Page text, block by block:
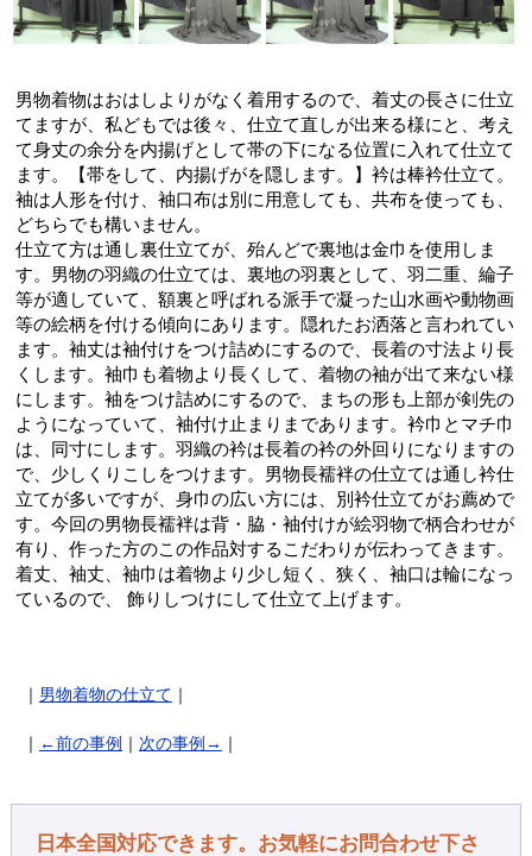
男物着物はおはしよりがなく着用するので、着丈の長さに仕立
てますが、私どもでは後々、仕立て直しが出来る様にと、考え
て身丈の余分を内揚げとして帯の下になる位置に入れて仕立て
ます。【帯をして、内揚げがを隠します。】衿は棒衿仕立て。
袖は人形を付け、袖口布は別に用意しても、共布を使っても、
どちらでも構いません。
仕立て方は通し裏仕立てが、殆んどで裏地は金巾を使用しま
す。男物の羽織の仕立ては、裏地の羽裏として、羽二重、綸子
等が適していて、額裏と呼ばれる派手で凝った山水画や動物画
等の絵柄を付ける傾向にあります。隠れたお洒落と言われてい
ます。袖丈は袖付けをつけ詰めにするので、長着の寸法より長
くします。袖巾も着物より長くして、着物の袖が出て来ない様
にします。袖をつけ詰めにするので、まちの形も上部が剣先の
ようになっていて、袖付け止まりまであります。衿巾とマチ巾
は、同寸にします。羽織の衿は長着の衿の外回りになりますの
で、少しくりこしをつけます。男物長襦袢の仕立ては通し衿仕
立てが多いですが、身巾の広い方には、別衿仕立てがお薦めで
す。今回の男物長襦袢は背・脇・袖付けが絵羽物で柄合わせが
有り、作った方のこの作品対するこだわりが伝わってきます。
着丈、袖丈、袖巾は着物より少し短く、狭く、袖口は輪になっ
ているので、 飾りしつけにして仕立て上げます。
｜ 男物着物の仕立て ｜
｜ ←前の事例 ｜ 次の事例→ ｜
日本全国対応できます。お気軽にお問合わせ下さ